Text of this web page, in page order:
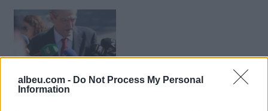
albeu.com - Do Not Process My Personal
Information
detyrë, Berisha: Rama